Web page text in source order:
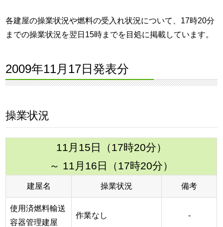
各建屋の操業状況や燃料の受入れ状況について、17時20分
までの操業状況を翌日15時までを目処に掲載しています。
2009年11月17日発表分
操業状況
11月15日（17時20分）
～ 11月16日（17時20分）
建屋名 操業状況 備考
使用済燃料輸送
容器管理建屋
作業なし -